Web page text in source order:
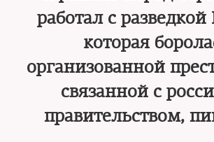
работал с
которая
организованной
связанной с
правительством,